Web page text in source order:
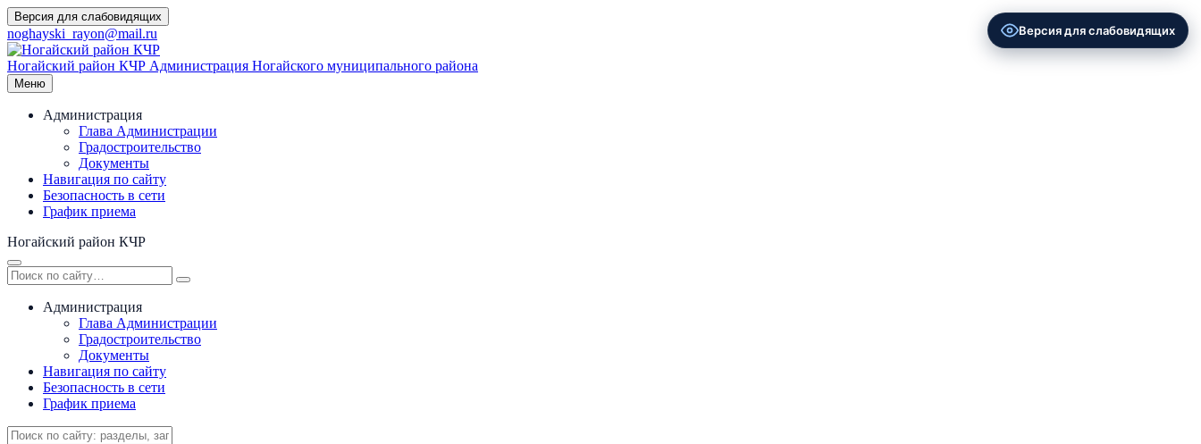
Перейти
к
содержимому
Версия для слабовидящих
noghayski_rayon@mail.ru
Ногайский район КЧР Администрация Ногайского муниципального района
Меню
Администрация
Глава Администрации
Градостроительство
Документы
Навигация по сайту
Безопасность в сети
График приема
Ногайский район КЧР
Администрация
Глава Администрации
Градостроительство
Документы
Навигация по сайту
Безопасность в сети
График приема
Версия для слабовидящих